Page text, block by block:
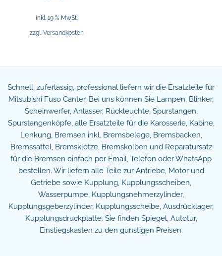
inkl. 19 % MwSt.
zzgl. Versandkosten
Schnell, zuferlässig, professional liefern wir die Ersatzteile für
Mitsubishi Fuso Canter. Bei uns können Sie Lampen, Blinker,
Scheinwerfer, Anlasser, Rückleuchte, Spurstangen,
Spurstangenköpfe, alle Ersatzteile für die Karosserie, Kabine,
Lenkung, Bremsen inkl. Bremsbelege, Bremsbacken,
Bremssattel, Bremsklötze, Bremskolben und Reparatursatz
für die Bremsen einfach per Email, Telefon oder WhatsApp
bestellen. Wir liefern alle Teile zur Antriebe, Motor und
Getriebe sowie Kupplung, Kupplungsscheiben,
Wasserpumpe, Kupplungsnehmerzylinder,
Kupplungsgeberzylinder, Kupplungsscheibe, Ausdrücklager,
Kupplungsdruckplatte. Sie finden Spiegel, Autotür,
Einstiegskasten zu den günstigen Preisen.